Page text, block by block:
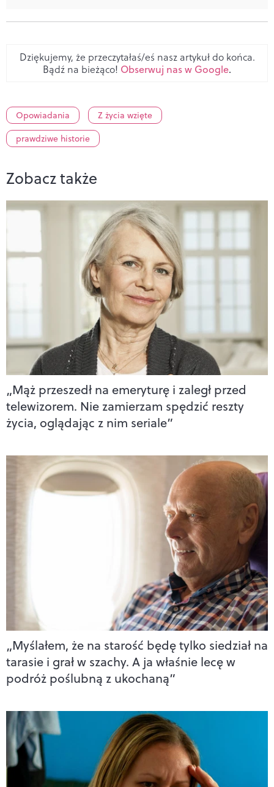
Dziękujemy, że przeczytałaś/eś nasz artykuł do końca.
Bądź na bieżąco! Obserwuj nas w Google.
Opowiadania
Z życia wzięte
prawdziwe historie
Zobacz także
„Mąż przeszedł na emeryturę i zaległ przed
telewizorem. Nie zamierzam spędzić reszty
życia, oglądając z nim seriale”
„Myślałem, że na starość będę tylko siedział na
tarasie i grał w szachy. A ja właśnie lecę w
podróż poślubną z ukochaną”